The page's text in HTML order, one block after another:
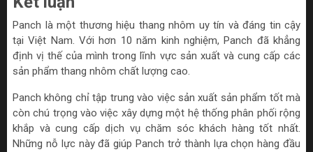
Panch là một thương hiệu thang nhôm uy tín và đáng tin cậy
tại Việt Nam. Với hơn 10 năm kinh nghiệm, Panch đã khẳng
định vị thế của mình trong lĩnh vực sản xuất và cung cấp các
sản phẩm thang nhôm chất lượng cao.
Panch không chỉ tập trung vào việc sản xuất sản phẩm tốt mà
còn chú trọng vào việc xây dựng một hệ thống phân phối rộng
khắp và cung cấp dịch vụ chăm sóc khách hàng tốt nhất.
Những nỗ lực này đã giúp Panch trở thành lựa chọn hàng đầu